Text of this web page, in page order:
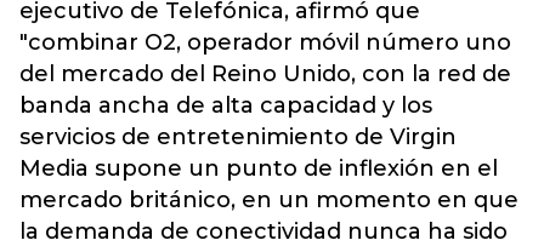
ejecutivo de Telefónica, afirmó que
"combinar O2, operador móvil número uno
del mercado del Reino Unido, con la red de
banda ancha de alta capacidad y los
servicios de entretenimiento de Virgin
Media supone un punto de inflexión en el
mercado británico, en un momento en que
la demanda de conectividad nunca ha sido